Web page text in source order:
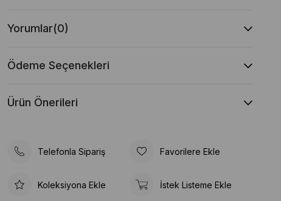
Yorumlar(0)
Ödeme Seçenekleri
Ürün Önerileri
Telefonla Sipariş Favorilere Ekle
Koleksiyona Ekle İstek Listeme Ekle